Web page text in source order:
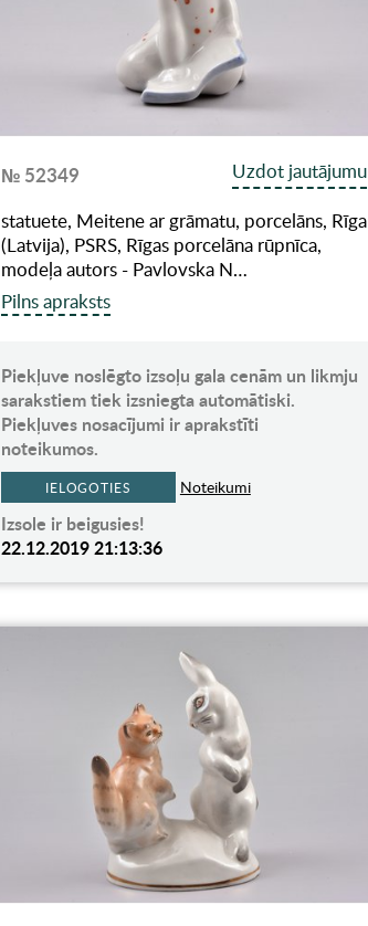
№ 52349
Uzdot jautājumu
statuete, Meitene ar grāmatu, porcelāns, Rīga
(Latvija), PSRS, Rīgas porcelāna rūpnīca,
modeļa autors - Pavlovska N…
Pilns apraksts
Piekļuve noslēgto izsoļu gala cenām un likmju
sarakstiem tiek izsniegta automātiski.
Piekļuves nosacījumi ir aprakstīti
noteikumos.
IELOGOTIES Noteikumi
Izsole ir beigusies!
22.12.2019 21:13:36